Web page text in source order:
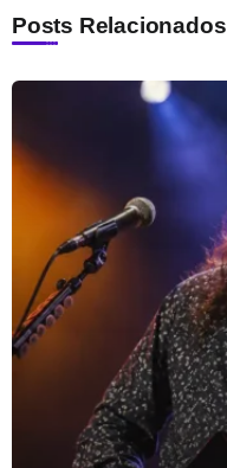
Posts Relacionados